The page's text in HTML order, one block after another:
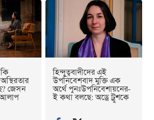
জেসন
আলাপ
হিন্দুত্ববাদীদের এই
উপনিবেশবাদ মুক্তি এক
অর্থে পুনঃউপনিবেশায়নের-
ই কথা বলছে: অড্রে ট্রুশকে